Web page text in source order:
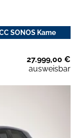
SONOS Kame
27.999,00 €
ausweisbar